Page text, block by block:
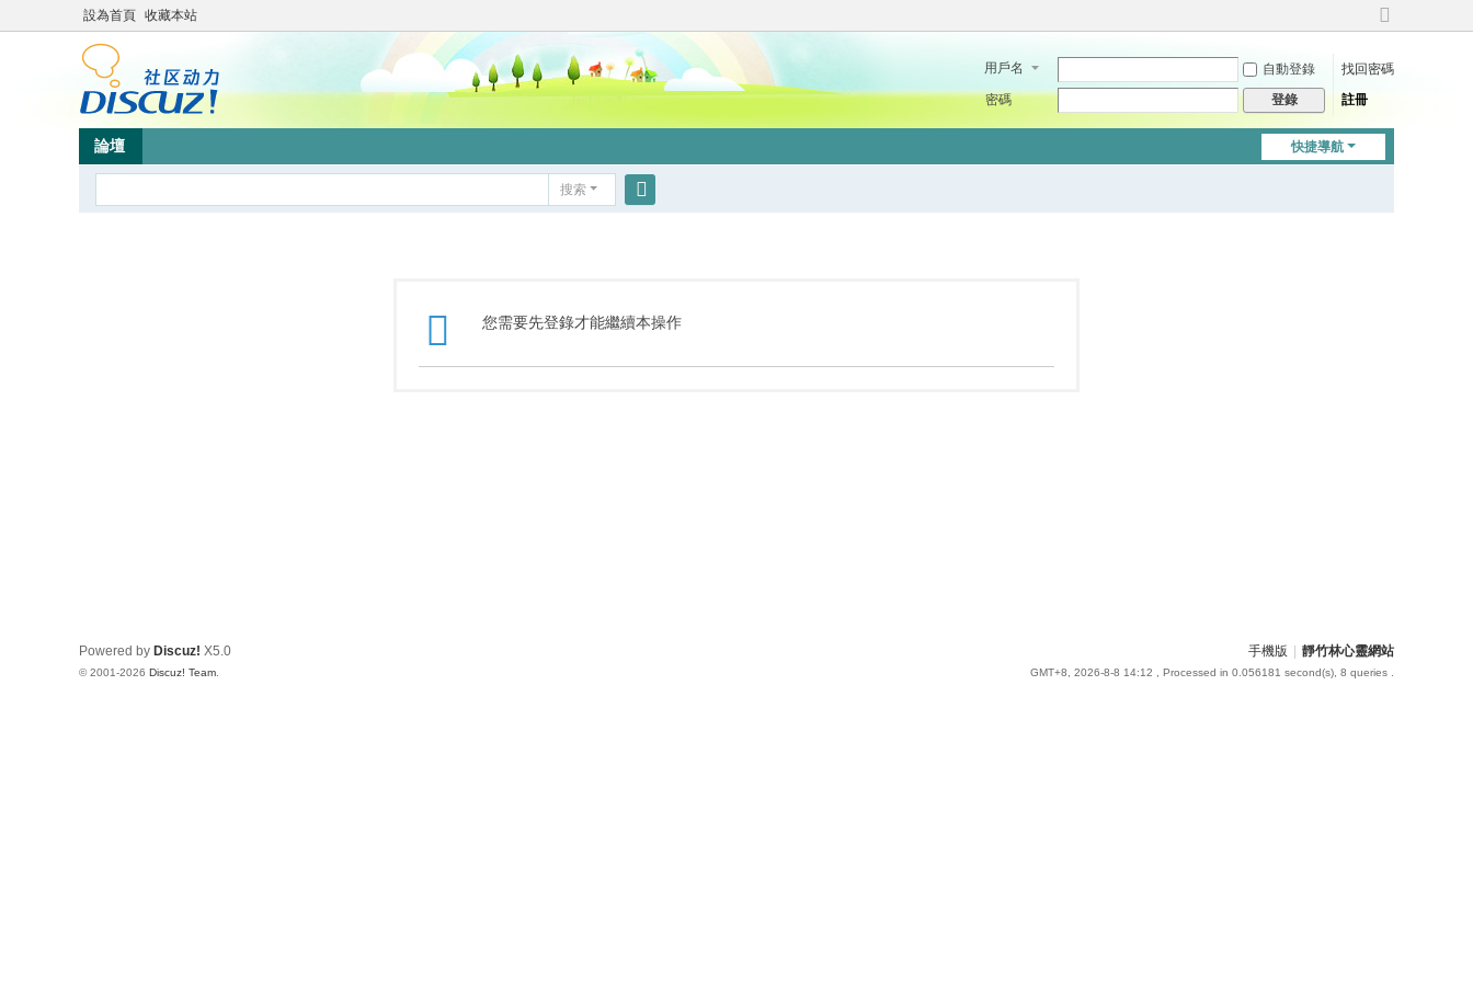
設為首頁 收藏本站
切
到
用戶名 自動登錄
找回密碼
密碼
登錄 註冊
快捷導航
論壇
搜索
您需要先登錄才能繼續本操作
手機版 靜竹林心靈網站
GMT+8, 2026-8-8 14:12 , Processed in 0.056181 second(s), 8 queries .
Powered by Discuz! X5.0
© 2001-2026 Discuz! Team